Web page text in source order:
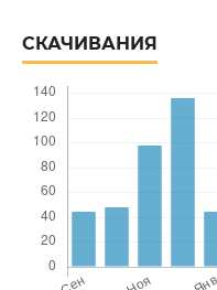
СКАЧИВАНИЯ